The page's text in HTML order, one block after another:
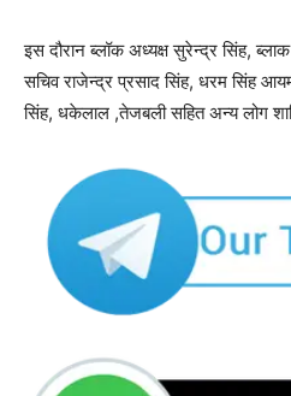
इस दौरान ब्लॉक अध्यक्ष सुरेन्द्र सिंह,
सचिव राजेन्द्र प्रसाद सिंह, धरम सिंह
सिंह, धकेलाल ,तेजबली सहित अन्य लोग